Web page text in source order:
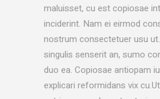
maluisset, cu est copiosae
inciderint. Nam ei eirmod
nostrum consectetuer usu
singulis senserit an, sumo
duo ea. Copiosae antiopam
explicari reformidans vix